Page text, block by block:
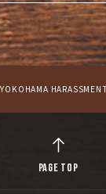
YOKOHAMA
PAGE TOP